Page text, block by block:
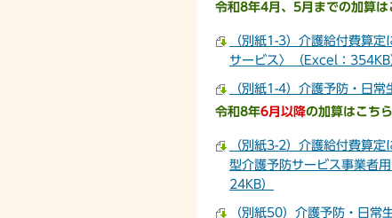
令和8年4月、5月までの加算は
（別紙1-3）介護給付費算
サービス〉（Excel：354KB
（別紙1-4）介護予防・日
令和8年6月以降の加算はこち
（別紙3-2）介護給付費算
型介護予防サービス事業者
24KB）
（別紙50）介護予防・日常